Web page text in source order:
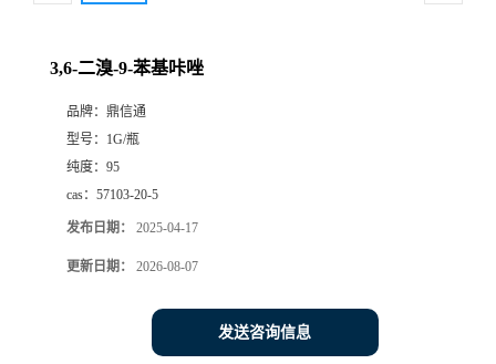
3,6-二溴-9-苯基咔唑
品牌： 鼎信通
型号： 1G/瓶
纯度： 95
cas： 57103-20-5
发布日期： 2025-04-17
更新日期： 2026-08-07
发送咨询信息